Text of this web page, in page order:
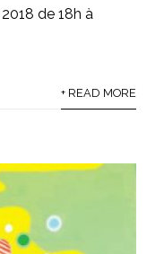
de 18h à
+ READ MORE